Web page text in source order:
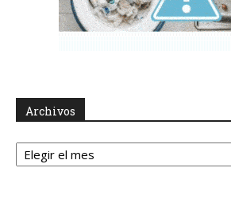
Archivos
Archivos